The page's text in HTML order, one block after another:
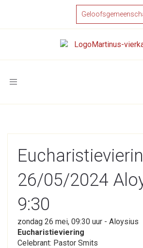
Toggle
26/05/2024
9:30
zondag 26 mei, 09:30 uur - Aloysius
Eucharistieviering
Celebrant: Pastor Smits